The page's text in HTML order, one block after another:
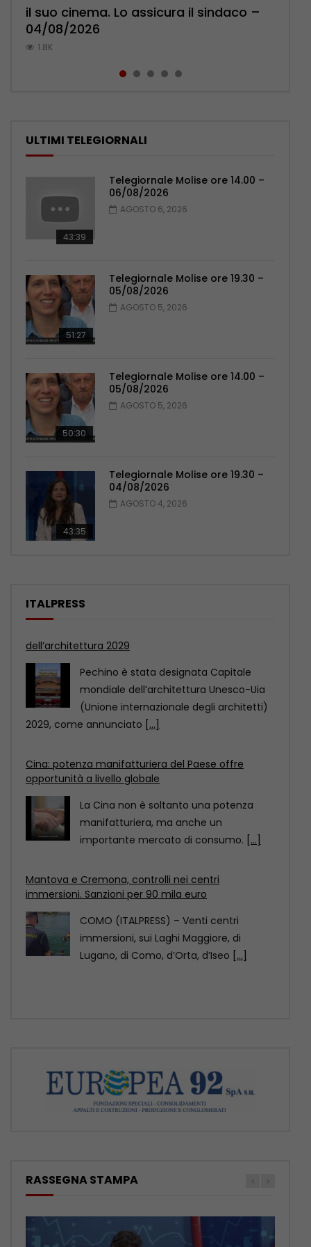
il suo cinema. Lo assicura il sindaco –
04/08/2026
1.8K
Pensionati: più relazioni e servizi di
prossimità – 04/08/2026
1K
Polizia: impegno nel rafforzare organici
– 05/08/2026
1K
Mercato in fermento, abbonamenti
verso quota 2mila – 03/08/2026
772
palpeggiate al vecchio Romagnoli –
05/08/2026
768
ULTIMI TELEGIORNALI
43:39
Telegiornale Molise ore 14.00 –
06/08/2026
AGOSTO 6, 2026
51:27
Telegiornale Molise ore 19.30 –
05/08/2026
AGOSTO 5, 2026
50:30
Telegiornale Molise ore 14.00 –
05/08/2026
AGOSTO 5, 2026
43:35
Telegiornale Molise ore 19.30 –
04/08/2026
AGOSTO 4, 2026
ITALPRESS
Cina: potenza manifatturiera del Paese offre
opportunità a livello globale
La Cina non è soltanto una potenza
manifatturiera, ma anche un
importante mercato di consumo.
Mantova e Cremona, controlli nei centri
immersioni. Sanzioni per 90 mila euro
COMO (ITALPRESS) – Venti centri
immersioni, sui Laghi Maggiore, di
Lugano, di Como, d’Orta, d’Iseo[...]
Pechino designata dall’Unesco Capitale mondiale
dell’architettura 2029
Pechino è stata designata Capitale
mondiale dell’architettura Unesco-Uia
(Unione internazionale degli architetti)
RASSEGNA STAMPA